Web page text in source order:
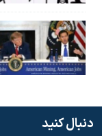
دنبال کنید